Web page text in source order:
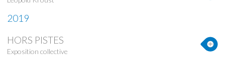
2019
HORS PISTES
Exposition collective